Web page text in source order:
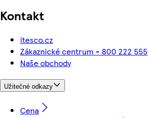
Kontakt
itesco.cz
Zákaznické centrum - 800 222 555
Naše obchody
Užitečné odkazy
Cena